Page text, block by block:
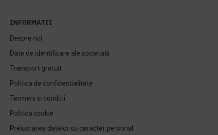
INFORMATII
Despre noi
Date de identificare ale societatii
Transport gratuit
Politica de confidentialitate
Termeni si conditii
Politica cookie
Prelucrarea datelor cu caracter personal